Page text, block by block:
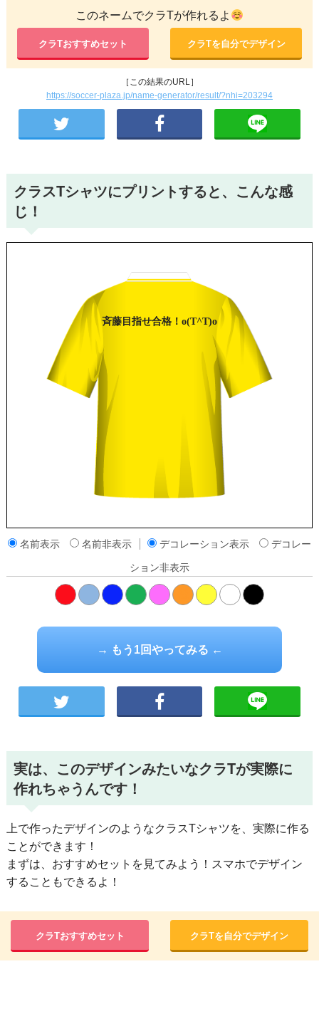
このネームでクラTが作れるよ
クラTおすすめセット クラTを自分でデザイン
［この結果のURL］
https://soccer-plaza.jp/name-generator/result/?nhi=203294
クラスTシャツにプリントすると、こんな感
じ！
斉藤 目指せ合格！ o(T^T)o
名前表示 名前非表示 デコレーション表示 デコレー
ション非表示
→ もう1回やってみる ←
実は、このデザインみたいなクラTが実際に
作れちゃうんです！
上で作ったデザインのようなクラスTシャツを、実際に作る
ことができます！
まずは、おすすめセットを見てみよう！スマホでデザイン
することもできるよ！
クラTおすすめセット クラTを自分でデザイン